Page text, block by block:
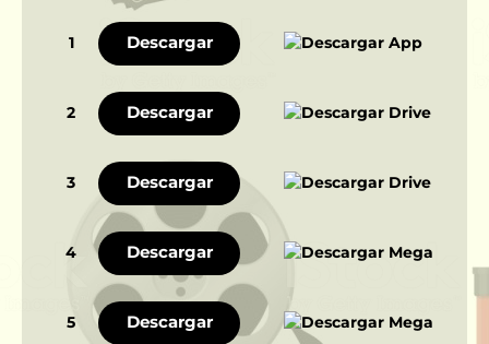
1 Descargar
2 Descargar
3 Descargar
4 Descargar
5 Descargar